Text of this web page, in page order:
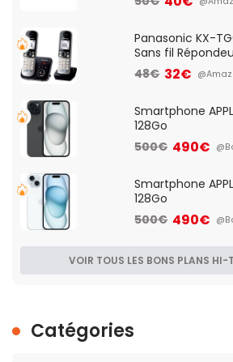
d'accès et
Panasonic KX-
Sans fil
Française]
48€ 32€
Smartphone
128Go
500€ 490€
Smartphone
128Go
500€ 490€
VOIR TOUS LES BONS PLANS HI-
Catégories